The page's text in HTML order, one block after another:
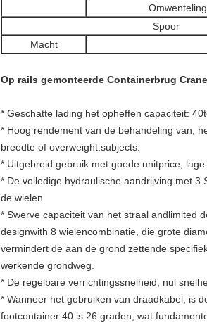
Omwenteling
Spoor
Macht
Op rails gemonteerde Containerbrug
* Geschatte lading het opheffen capaciteit:
* Hoog rendement van de behandeling van,
breedte of overweight.subjects.
* Uitgebreid gebruik met goede unitprice,
* De volledige hydraulische aandrijving met
de wielen.
* Swerve capaciteit van het straal andlimited
designwith 8 wielencombinatie, die grote
vermindert de aan de grond zettende
werkende grondweg.
* De regelbare verrichtingssnelheid, nul
* Wanneer het gebruiken van draadkabel, is
footcontainer 40 is 26 graden, wat